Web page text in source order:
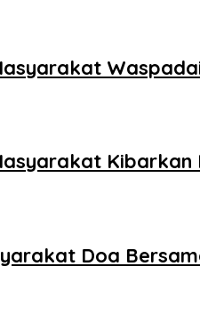
Kibarkan
Doa